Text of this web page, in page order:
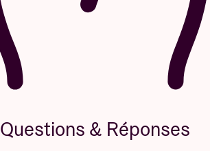
Questions & Réponses